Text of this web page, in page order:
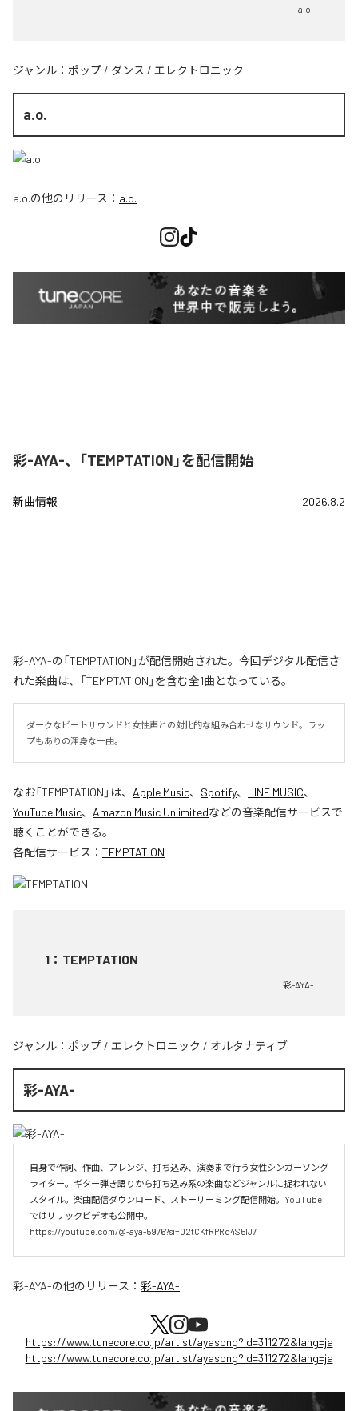
a.o.
ジャンル： ポップ / ダンス / エレクトロニック
a.o.
a.o.の他のリリース： a.o.
彩-AYA-、「TEMPTATION」を配信開始
新曲情報 2026.8.2
彩-AYA-の「TEMPTATION」が配信開始された。今回デジタル配信さ
れた楽曲は、「TEMPTATION」を含む全1曲となっている。
ダークなビートサウンドと女性声との対比的な組み合わせなサウンド。ラッ
プもありの渾身な一曲。
なお「TEMPTATION 」は、 Apple Music、 Spotify、 LINE MUSIC、
YouTube Music、 Amazon Music Unlimitedなどの音楽配信サービスで
聴くことができる。
各配信サービス： TEMPTATION
1 ： TEMPTATION
彩-AYA-
ジャンル： ポップ / エレクトロニック / オルタナティブ
彩-AYA-
自身で作詞、作曲、アレンジ、打ち込み、演奏まで行う女性シンガーソング
ライター。ギター弾き語りから打ち込み系の楽曲などジャンルに捉われない
スタイル。楽曲配信ダウンロード、ストーリーミング配信開始。YouTube
ではリリックビデオも公開中。
https://youtube.com/@-aya-5976?si=02tCKfRPRq4S5lJ7
彩-AYA-の他のリリース： 彩-AYA-
https://www.tunecore.co.jp/artist/ayasong?id=311272&lang=ja
https://www.tunecore.co.jp/artist/ayasong?id=311272&lang=ja